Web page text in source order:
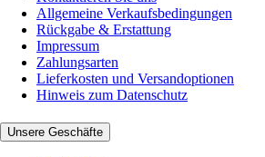
Allgemeine Verkaufsbedingungen
Rückgabe & Erstattung
Impressum
Zahlungsarten
Lieferkosten und Versandoptionen
Hinweis zum Datenschutz
Unsere Geschäfte